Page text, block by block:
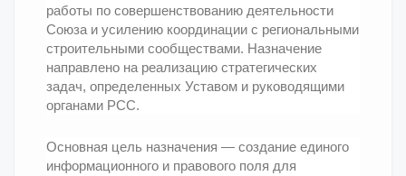
работы по совершенствованию деятельности
Союза и усилению координации с региональными
строительными сообществами. Назначение
направлено на реализацию стратегических
задач, определенных Уставом и руководящими
органами РСС.
Основная цель назначения — создание единого
информационного и правового поля для